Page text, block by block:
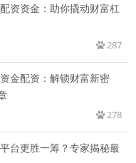
资资金：助你撬动财富杠
287
金配资：解锁财富新密
278
台更胜一筹？专家揭秘最